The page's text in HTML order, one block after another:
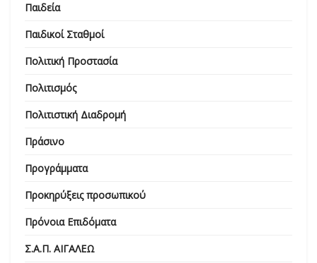
Παιδεία
Παιδικοί Σταθμοί
Πολιτική Προστασία
Πολιτισμός
Πολιτιστική Διαδρομή
Πράσινο
Προγράμματα
Προκηρύξεις προσωπικού
Πρόνοια Επιδόματα
Σ.Α.Π. ΑΙΓΑΛΕΩ